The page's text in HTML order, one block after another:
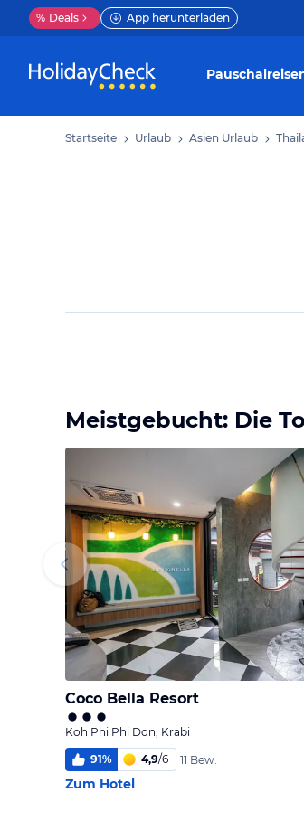
% Deals App herunterladen
Startseite Urlaub Asien Urlaub
Meistgebucht: Die
Coco Bella Resort
Koh Phi Phi Don, Krabi
91% 4,9/6 11 Bew.
Zum Hotel